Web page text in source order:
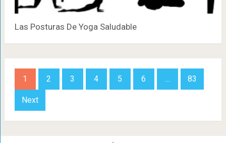
Las Posturas De Yoga Saludable
Paginación
de
entradas
1 2 3 4 5 6 … 83
Next